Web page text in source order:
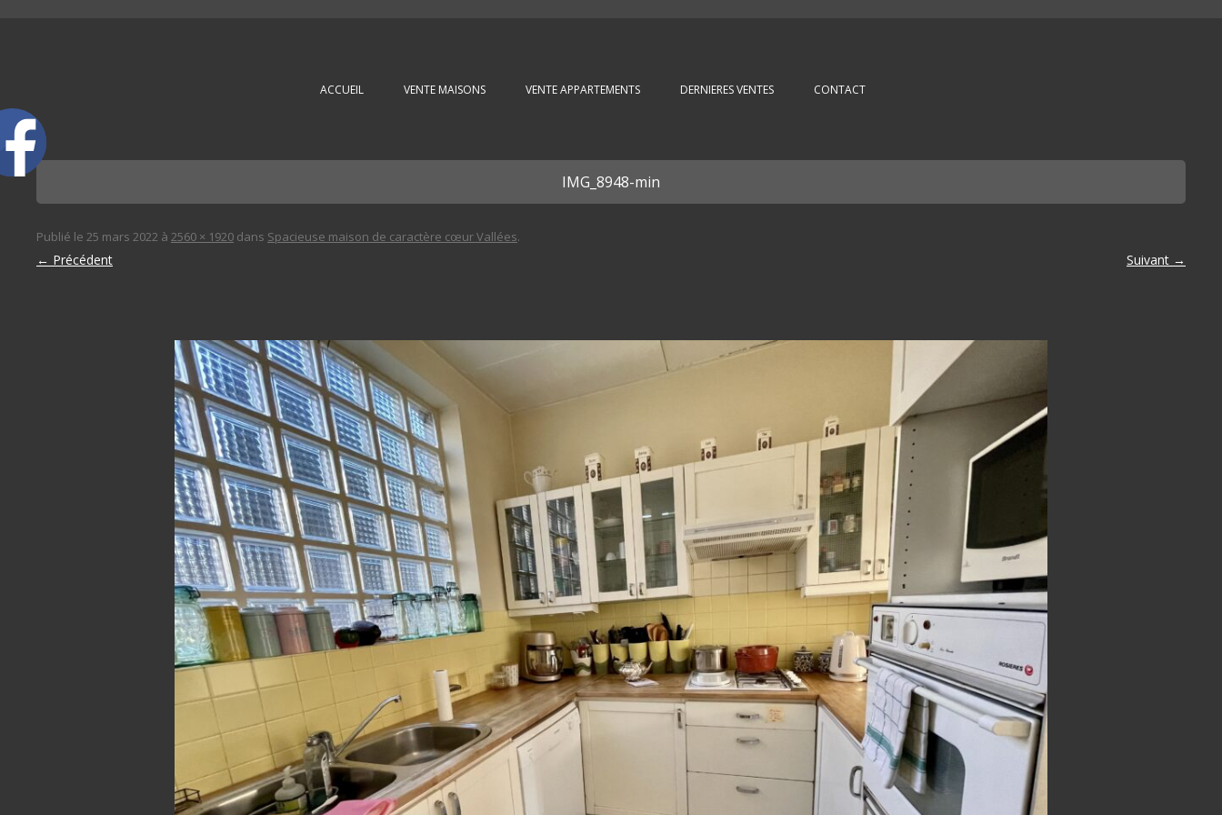
ACCUEIL VENTE MAISONS VENTE APPARTEMENTS DERNIERES VENTES CONTACT
IMG_8948-min
Publié le 25 mars 2022 à 2560 × 1920 dans Spacieuse maison de caractère cœur Vallées.
← Précédent Suivant →